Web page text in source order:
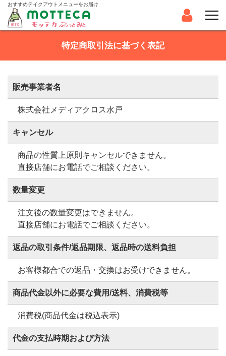
おすすめテイクアウトメニューをお届け
特定商取引法に基づく表記
販売事業者名
株式会社メディアクロス水戸
キャンセル
商品の性質上原則キャンセルできません。
直接店舗にお電話でご相談ください。
数量変更
注文後の数量変更はできません。
直接店舗にお電話でご相談ください。
返品の取引条件/返品期限、返品時の送料負担
お客様都合での返品・交換はお受けできません。
商品代金以外に必要な費用/送料、消費税等
消費税(商品代金は税込表示)
代金の支払時期および方法